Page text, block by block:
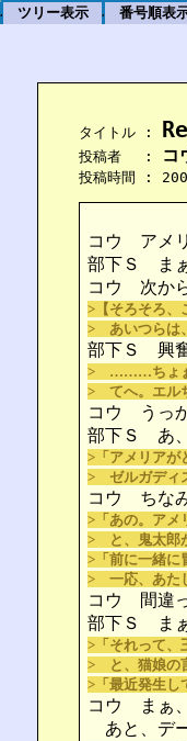
. ツリー表示 . 番号順表
    タイトル :
    投稿者　 :
コ
投稿時間 :
コウ アメ
部下Ｓ まぁ
コウ 次か
>【そろそろ、
> あいつらは
部下Ｓ 興
> ………ちょぉ
> てへ。エル
コウ うっ
部下Ｓ あ、
>「アメリアが
> ゼルガディ
コウ ちな
>「あの。アメ
> と、鬼太郎
>「前に一緒に
> 一応、あた
コウ 間違
部下Ｓ まぁ
>「それって、
> と、猫娘の
>「最近発生し
コウ まぁ
あと、デ